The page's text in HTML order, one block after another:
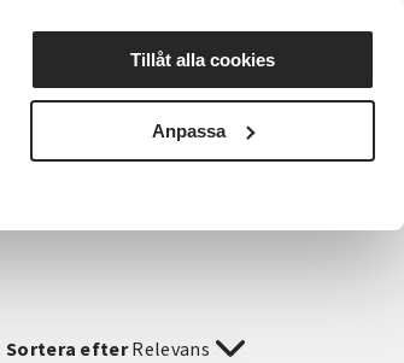
Tillåt alla cookies
Anpassa
Nyheter Avdelningar
Sortera efterRelevans